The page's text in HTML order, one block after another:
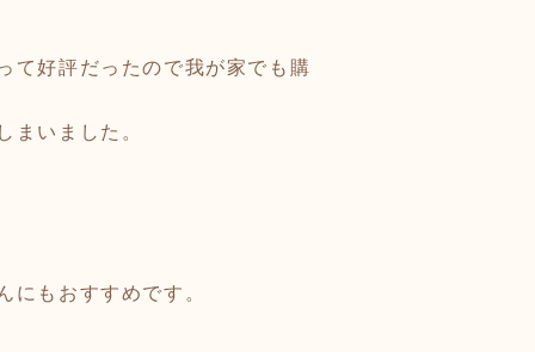
て好評だったので我が家でも購
まいました。
にもおすすめです。